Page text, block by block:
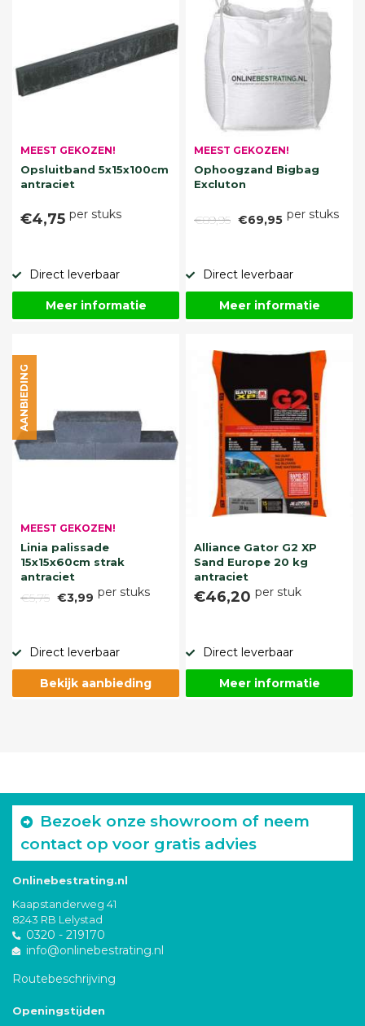
MEEST GEKOZEN!
Opsluitband 5x15x100cm
antraciet
€4,75 per stuks
Direct leverbaar
Meer informatie
MEEST GEKOZEN!
Ophoogzand Bigbag
Excluton
€89,95 €69,95 per stuks
Direct leverbaar
Meer informatie
MEEST GEKOZEN!
Linia palissade
15x15x60cm strak
antraciet
€5,75 €3,99 per stuks
AANBIEDING
Direct leverbaar
Bekijk aanbieding
Alliance Gator G2 XP
Sand Europe 20 kg
antraciet
€46,20 per stuk
Direct leverbaar
Meer informatie
Bezoek onze showroom of neem
contact op voor gratis advies
Onlinebestrating.nl
Kaapstanderweg 41
8243 RB Lelystad
0320 - 219170
info@onlinebestrating.nl
Routebeschrijving
Openingstijden